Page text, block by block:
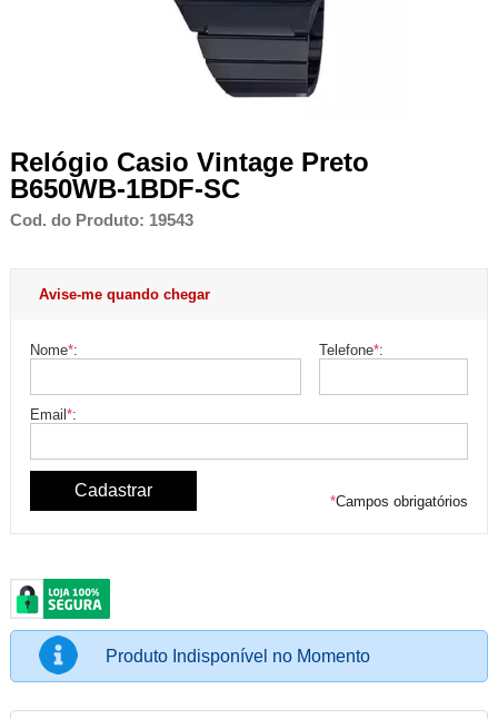
Relógio Casio Vintage Preto
B650WB-1BDF-SC
Cod. do Produto: 19543
Avise-me quando chegar
Nome*: Telefone*:
Email*:
*Campos obrigatórios
Produto Indisponível no Momento